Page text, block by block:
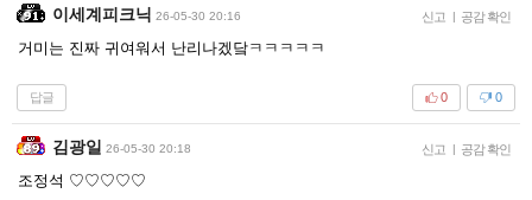
이세계피크닉 26-05-30 20:16 신고 | 공감 확인
거미는 진짜 귀여워서 난리나겠닼ㅋㅋㅋㅋㅋ
답글 0
0
김광일 26-05-30 20:18 신고 | 공감 확인
조정석 ♡♡♡♡♡